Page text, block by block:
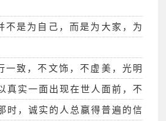
不是为自己，而是为大家，为
一致，不文饰，不虚美，光明
真实一面出现在世人面前，不
时，诚实的人总赢得普遍的信